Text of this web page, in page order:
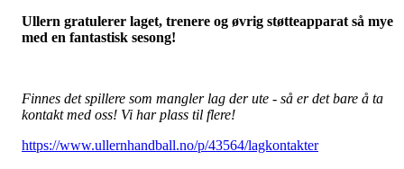
Ullern gratulerer laget, trenere og øvrig støtteapparat så mye
med en fantastisk sesong!
Finnes det spillere som mangler lag der ute - så er det bare å ta
kontakt med oss! Vi har plass til flere!
https://www.ullernhandball.no/p/43564/lagkontakter